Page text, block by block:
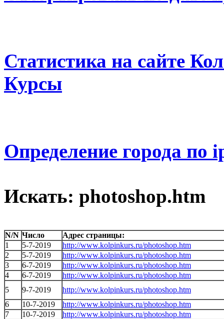
Статистика на сайте
Курсы
Определение города по
Искать: photoshop.htm
N/N Число
Адрес страницы:
1
5-7-2019
http://www.kolpinkurs.ru/photoshop.htm
2
5-7-2019
http://www.kolpinkurs.ru/photoshop.htm
3
6-7-2019
http://www.kolpinkurs.ru/photoshop.htm
4
6-7-2019
http://www.kolpinkurs.ru/photoshop.htm
5
9-7-2019
http://www.kolpinkurs.ru/photoshop.htm
6
10-7-2019
http://www.kolpinkurs.ru/photoshop.htm
7
10-7-2019
http://www.kolpinkurs.ru/photoshop.htm